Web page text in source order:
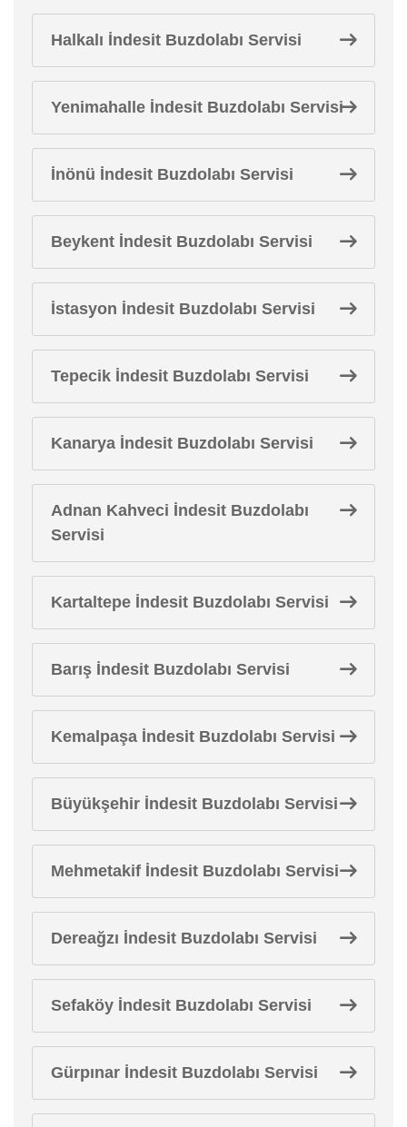
Halkalı İndesit Buzdolabı Servisi
Yenimahalle İndesit Buzdolabı Servisi
İnönü İndesit Buzdolabı Servisi
Beykent İndesit Buzdolabı Servisi
İstasyon İndesit Buzdolabı Servisi
Tepecik İndesit Buzdolabı Servisi
Kanarya İndesit Buzdolabı Servisi
Adnan Kahveci İndesit Buzdolabı
Servisi
Kartaltepe İndesit Buzdolabı Servisi
Barış İndesit Buzdolabı Servisi
Kemalpaşa İndesit Buzdolabı Servisi
Büyükşehir İndesit Buzdolabı Servisi
Mehmetakif İndesit Buzdolabı Servisi
Dereağzı İndesit Buzdolabı Servisi
Sefaköy İndesit Buzdolabı Servisi
Gürpınar İndesit Buzdolabı Servisi